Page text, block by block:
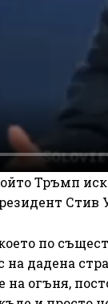
Тръмп
Стив
по
дадена
огъня,